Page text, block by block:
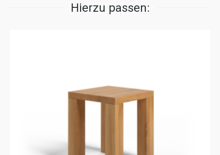
Hierzu passen: